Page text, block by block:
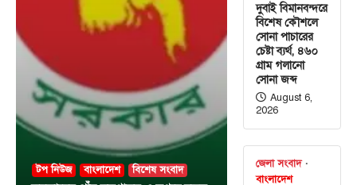
টপ নিউজ বাংলাদেশ বিশেষ সংবাদ
দুবাই বিমানবন্দরে
বিশেষ কৌশলে
সোনা পাচারের
চেষ্টা ব্যর্থ, ৪৬০
গ্রাম গলানো
সোনা জব্দ
August 6,
2026
জেলা সংবাদ
বাংলাদেশ